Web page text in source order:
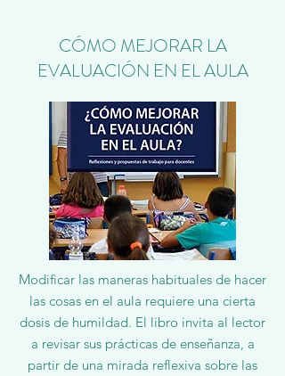
CÓMO MEJORAR LA
EVALUACIÓN EN EL AULA
Modificar las maneras habituales de hacer
las cosas en el aula requiere una cierta
dosis de humildad. El libro invita al lector
a revisar sus prácticas de enseñanza, a
partir de una mirada reflexiva sobre las